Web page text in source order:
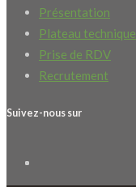
Présentation
Plateau technique
Prise de RDV
Recrutement
Suivez-nous sur